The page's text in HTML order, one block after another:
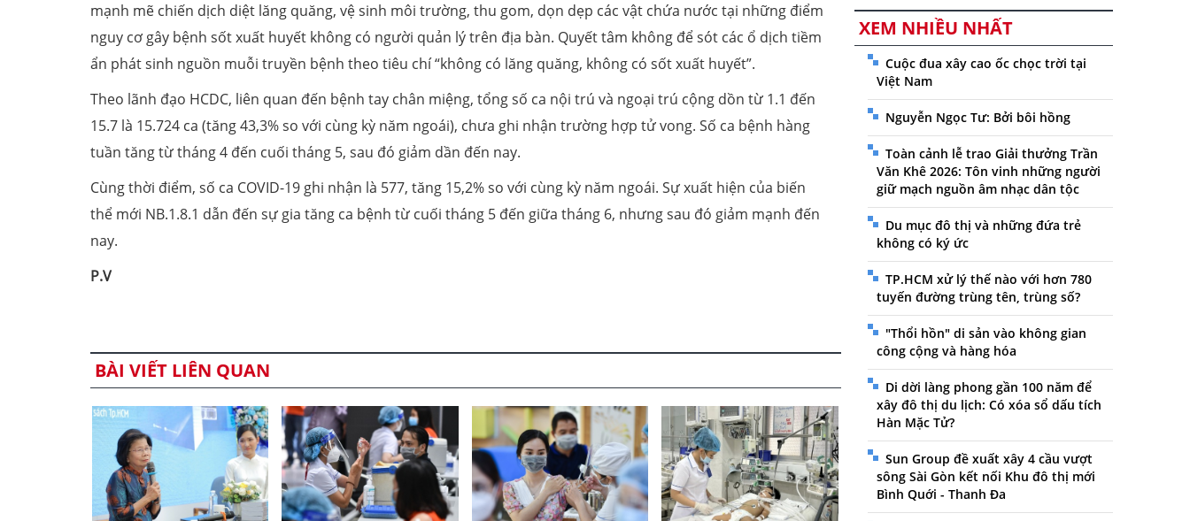
mạnh mẽ chiến dịch diệt lăng quăng, vệ sinh môi trường, thu gom, dọn dẹp các vật chứa nước tại những điểm
nguy cơ gây bệnh sốt xuất huyết không có người quản lý trên địa bàn. Quyết tâm không để sót các ổ dịch tiềm
ẩn phát sinh nguồn muỗi truyền bệnh theo tiêu chí “không có lăng quăng, không có sốt xuất huyết”.
Theo lãnh đạo HCDC, liên quan đến bệnh tay chân miệng, tổng số ca nội trú và ngoại trú cộng dồn từ 1.1 đến
15.7 là 15.724 ca (tăng 43,3% so với cùng kỳ năm ngoái), chưa ghi nhận trường hợp tử vong. Số ca bệnh hàng
tuần tăng từ tháng 4 đến cuối tháng 5, sau đó giảm dần đến nay.
Cùng thời điểm, số ca COVID-19 ghi nhận là 577, tăng 15,2% so với cùng kỳ năm ngoái. Sự xuất hiện của biến
thể mới NB.1.8.1 dẫn đến sự gia tăng ca bệnh từ cuối tháng 5 đến giữa tháng 6, nhưng sau đó giảm mạnh đến
nay.
P.V
BÀI VIẾT LIÊN QUAN
XEM NHIỀU NHẤT
Cuộc đua xây cao ốc chọc trời tại
Việt Nam
Nguyễn Ngọc Tư: Bởi bôi hồng
Toàn cảnh lễ trao Giải thưởng Trần
Văn Khê 2026: Tôn vinh những người
giữ mạch nguồn âm nhạc dân tộc
Du mục đô thị và những đứa trẻ
không có ký ức
TP.HCM xử lý thế nào với hơn 780
tuyến đường trùng tên, trùng số?
"Thổi hồn" di sản vào không gian
công cộng và hàng hóa
Di dời làng phong gần 100 năm để
xây đô thị du lịch: Có xóa sổ dấu tích
Hàn Mặc Tử?
Sun Group đề xuất xây 4 cầu vượt
sông Sài Gòn kết nối Khu đô thị mới
Bình Quới - Thanh Đa